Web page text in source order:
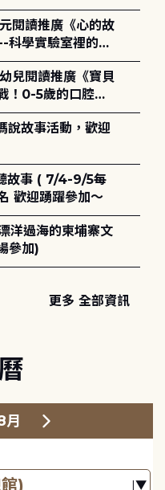
閱讀推廣《心的故
學實驗室裡的放
兒閱讀推廣《寶貝
！0-5歲的口腔照
說故事活動，歡迎
故事 ( 7/4-9/5每
歡迎踴躍參加～
洋過海的柬埔寨文
參加)
更多 全部資訊